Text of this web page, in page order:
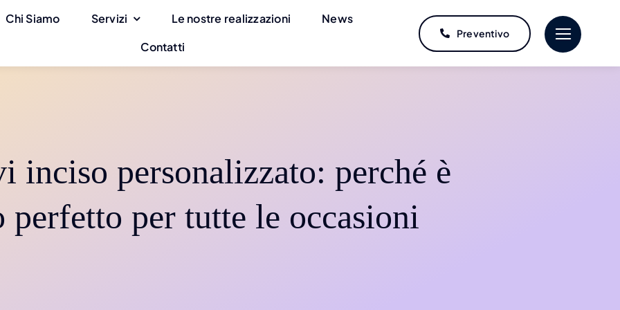
Chi Siamo Servizi Le nostre realizzazioni
News
Contatti
Preventivo
inciso personalizzato: perché è
perfetto per tutte le occasioni